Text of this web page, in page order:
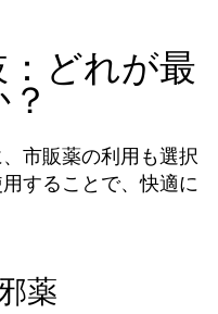
どれが最
市販薬の利用も選択
することで、快適に
薬